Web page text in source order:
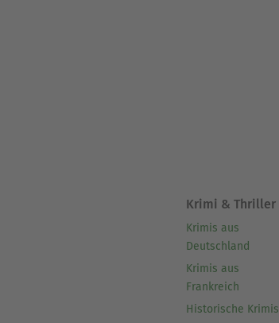
Krimi & Thriller
Krimis aus
Deutschland
Krimis aus
Frankreich
Historische Krimis